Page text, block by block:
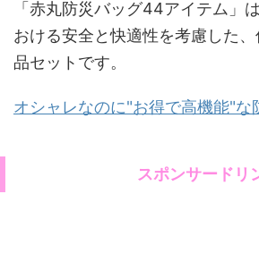
「赤丸防災バッグ44アイテム」
おける安全と快適性を考慮した
品セットです。
オシャレなのに"お得で高機能"な
スポンサードリ